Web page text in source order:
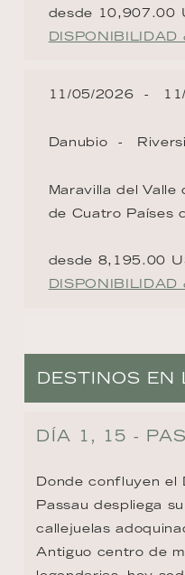
desde 10,907.00
DISPONIBILIDAD
11/05/2026
Danubio
Maravilla del Valle
de Cuatro Países
desde 8,195.00
DISPONIBILIDAD
DESTINOS EN
DÍA 1, 15 -
Donde confluyen el
Passau despliega
callejuelas
Antiguo centro de